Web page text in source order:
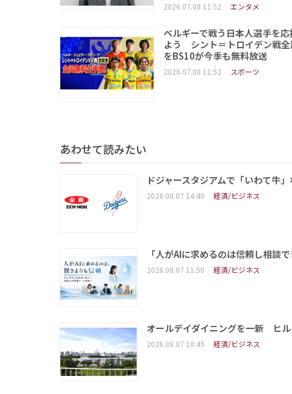
2026.07.08 11:52 エンタメ
ベルギーで戦う日本人選手を応
よう シント＝トロイデン戦全
をBS10が今季も無料放送
2026.07.08 11:52 スポーツ
あわせて読みたい
ドジャースタジアムで「いわて牛
2026.08.07 14:40 経済/ビジネス
「人がAIに求めるのは信頼し相
2026.08.07 11:50 経済/ビジネス
オールデイダイニングを一新 ヒ
2026.08.07 10:49 経済/ビジネス